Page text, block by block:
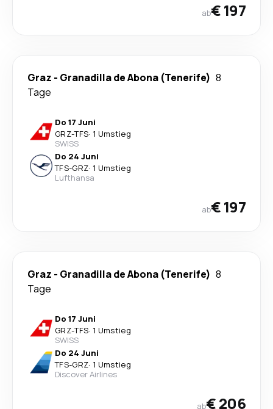
ab€ 197
Graz - Granadilla de Abona (Tenerife) 8
Tage
Do 17 Juni
GRZ-TFS· 1 Umstieg
SWISS
Do 24 Juni
TFS-GRZ· 1 Umstieg
Lufthansa
ab€ 197
Graz - Granadilla de Abona (Tenerife) 8
Tage
Do 17 Juni
GRZ-TFS· 1 Umstieg
SWISS
Do 24 Juni
TFS-GRZ· 1 Umstieg
Discover Airlines
ab€ 206